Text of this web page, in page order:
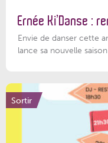
Ernée Ki’Danse :
Envie de danser cette
lance sa nouvelle
Sortir